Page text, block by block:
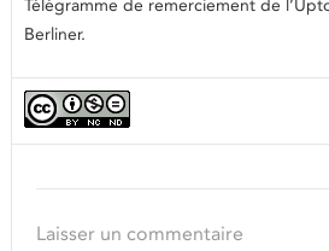
Télégramme de remerciement de
Berliner.
Laisser un commentaire